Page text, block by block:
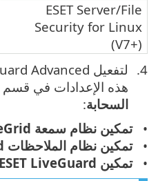
ESET Server/File
Security for Linux
(V7+)
هذه الإعدادات في قسم
السحابة:
تمكين نظام سمعة ESET LiveGrid® (موصى به)
تمكين نظام الملاحظات ESET LiveGrid®
تمكين ESET LiveGuard